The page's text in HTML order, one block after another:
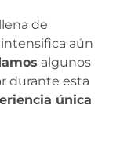
de
aún
algunos
durante esta
única